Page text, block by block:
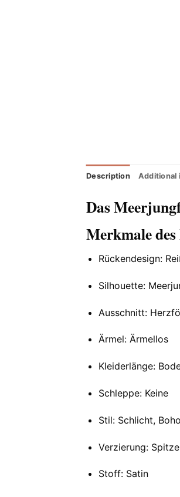
Description Additional
Das
Merkmale
Rückendesign:
Silhouette:
Ausschnitt:
Ärmel: Ärmellos
Kleiderlänge:
Schleppe: Keine
Stil: Schlicht, Boho
Verzierung: Spitze
Stoff: Satin